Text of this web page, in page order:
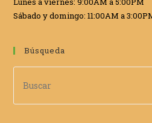
Sábado y domingo: 11:00AM a
Búsqueda